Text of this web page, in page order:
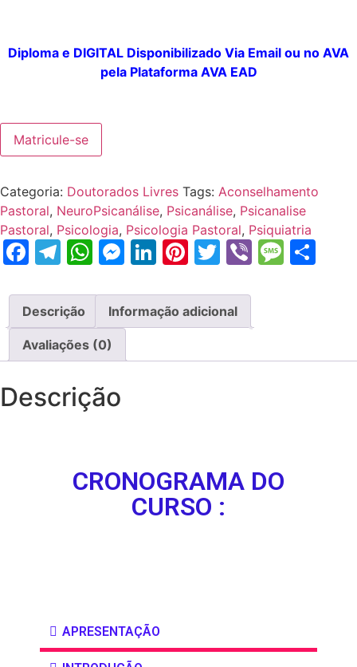
Diploma e DIGITAL Disponibilizado Via Email ou no AVA
pela PlataformaAVA EAD
Matricule-se
Categoria: Doutorados Livres Tags: Aconselhamento
Pastoral, NeuroPsicanálise, Psicanálise, Psicanalise
Pastoral, Psicologia, Psicologia Pastoral, Psiquiatria
Facebook
Telegram
WhatsApp
Messenger
LinkedIn
Pinterest
Twitter
Viber
Descrição Informação adicional
Avaliações (0)
Descrição
CRONOGRAMA DO
CURSO :
APRESENTAÇÃO